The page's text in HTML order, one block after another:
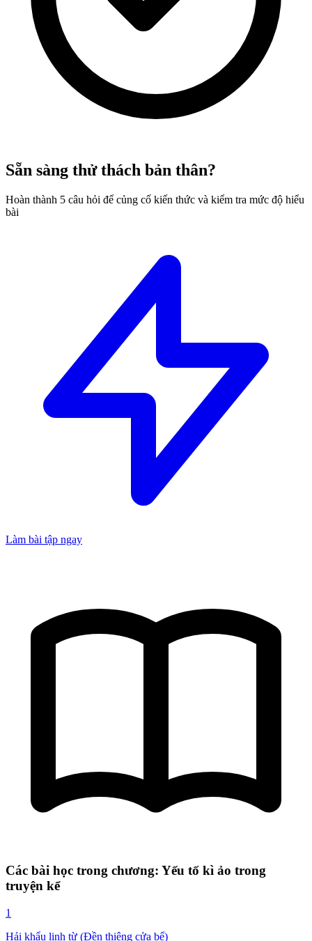
Sẵn sàng thử thách bản thân?
Hoàn thành 5 câu hỏi để củng cố kiến thức và kiểm tra mức độ hiểu
bài
Làm bài tập ngay
Các bài học trong chương: Yếu tố kì ảo trong
truyện kể
1
Hải khẩu linh từ (Đền thiêng cửa bể)